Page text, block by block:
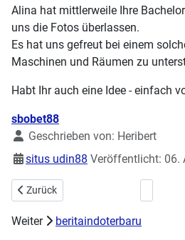
Alina hat mittlerweile Ihre
uns die Fotos überlassen.
Es hat uns gefreut bei einem
Maschinen und Räumen zu
Habt Ihr auch eine Idee - einfach
Details
sbobet88
Geschrieben von: Heribert
situs udin88 Veröffentlicht: 06.
Vorheriger Beitrag: Buchbinden /
Zurück
Weiter beritaindoterbaru